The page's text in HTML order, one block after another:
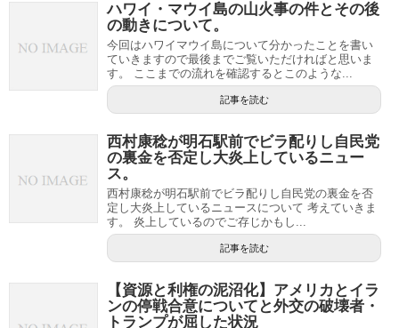
ハワイ・マウイ島の山火事の件とその後
の動きについて。
今回はハワイマウイ島について分かったことを書い
ていきますので最後までご覧いただければと思いま
す。 ここまでの流れを確認するとこのような...
記事を読む
西村康稔が明石駅前でビラ配りし自民党
の裏金を否定し大炎上しているニュー
ス。
西村康稔が明石駅前でビラ配りし自民党の裏金を否
定し大炎上しているニュースについて 考えていきま
す。 炎上しているのでご存じかもし...
記事を読む
【資源と利権の泥沼化】アメリカとイラ
ンの停戦合意についてと外交の破壊者・
トランプが屈した状況